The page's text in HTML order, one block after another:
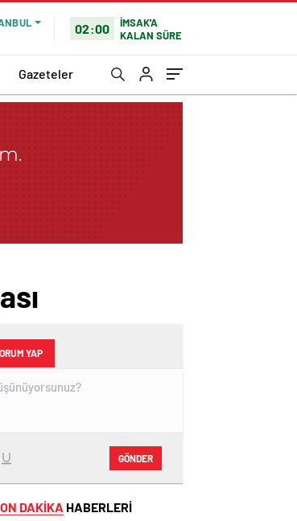
02:00
İMSAK'A
KALAN SÜRE
Gazeteler
YAP
GÖNDER
DAKİKA HABERLERİ